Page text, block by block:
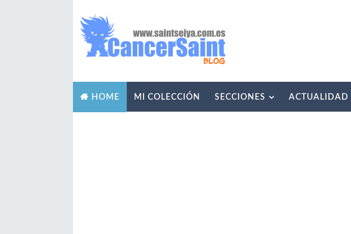
HOME MI COLECCIÓN SECCIONES ACTUALIDAD